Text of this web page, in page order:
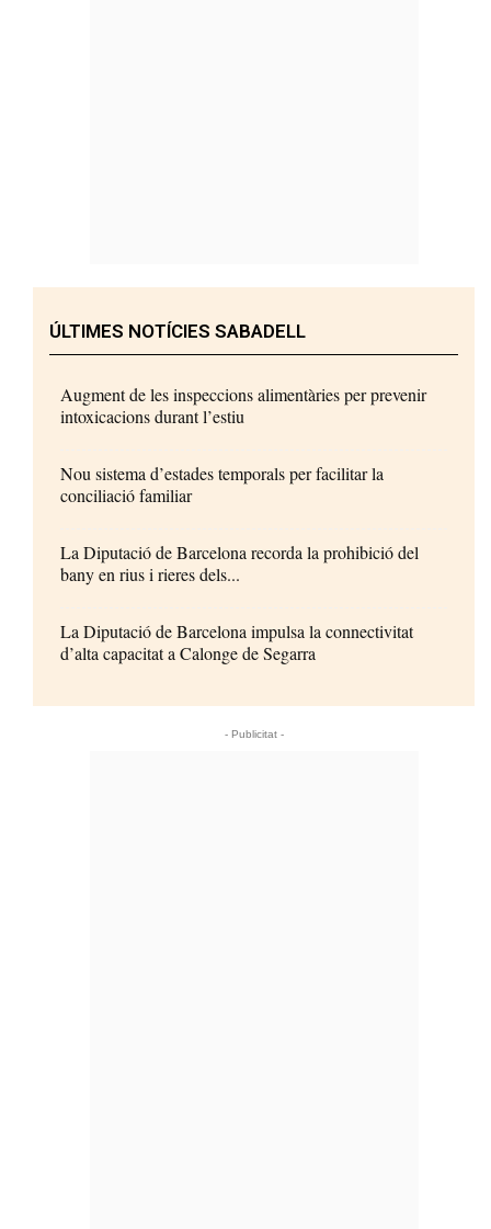
ÚLTIMES NOTÍCIES SABADELL
Augment de les inspeccions alimentàries per prevenir
intoxicacions durant l’estiu
Nou sistema d’estades temporals per facilitar la
conciliació familiar
La Diputació de Barcelona recorda la prohibició del
bany en rius i rieres dels...
La Diputació de Barcelona impulsa la connectivitat
d’alta capacitat a Calonge de Segarra
- Publicitat -